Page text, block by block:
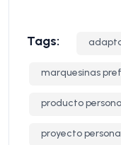
Tags:
marquesinas
producto
proyecto